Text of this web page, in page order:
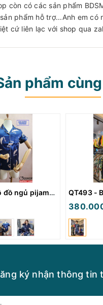
còn có các sản phẩm
phẩm hỗ trợ...Anh em có
cứ liên lạc với shop qua
phẩm
QM0154 - Bộ đồ ngủ pijama nữ QT493 -
ký nhận thông tin